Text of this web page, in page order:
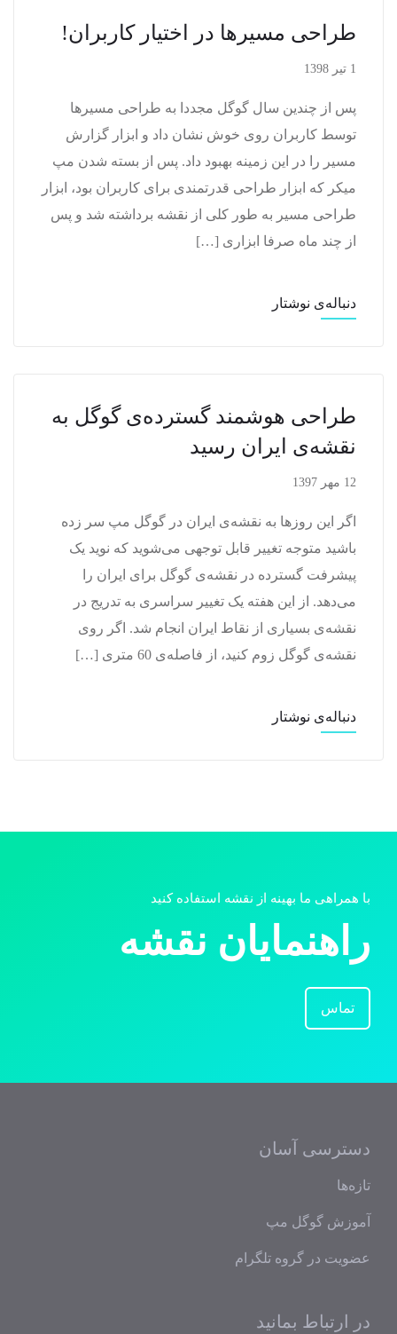
طراحی مسیرها در اختیار کاربران!
1 تیر 1398
پس از چندین سال گوگل مجددا به طراحی مسیرها
توسط کاربران روی خوش نشان داد و ابزار گزارش
مسیر را در این زمینه بهبود داد. پس از بسته شدن مپ
میکر که ابزار طراحی قدرتمندی برای کاربران بود، ابزار
طراحی مسیر به طور کلی از نقشه برداشته شد و پس
از چند ماه صرفا ابزاری […]
دنباله‌ی نوشتار
طراحی هوشمند گسترده‌ی گوگل به
نقشه‌ی ایران رسید
12 مهر 1397
اگر این روزها به نقشه‌ی ایران در گوگل مپ سر زده
باشید متوجه تغییر قابل توجهی می‌شوید که نوید یک
پیشرفت گسترده در نقشه‌ی گوگل برای ایران را
می‌دهد. از این هفته یک تغییر سراسری به تدریج در
نقشه‌ی بسیاری از نقاط ایران انجام شد. اگر روی
نقشه‌ی گوگل زوم کنید، از فاصله‌ی 60 متری […]
دنباله‌ی نوشتار
با همراهی ما بهینه از نقشه استفاده کنید
راهنمایان نقشه
تماس
دسترسی آسان
تازه‌ها
آموزش گوگل مپ
عضویت در گروه تلگرام
در ارتباط بمانید